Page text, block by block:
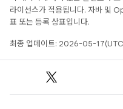
라이선스가 적용됩니다. 자바 및
표 또는 등록 상표입니다.
최종 업데이트: 2026-05-